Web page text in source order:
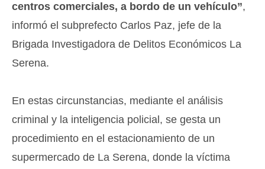
centros comerciales, a bordo de un vehículo”,
informó el subprefecto Carlos Paz, jefe de la
Brigada Investigadora de Delitos Económicos La
Serena.
En estas circunstancias, mediante el análisis
criminal y la inteligencia policial, se gesta un
procedimiento en el estacionamiento de un
supermercado de La Serena, donde la víctima